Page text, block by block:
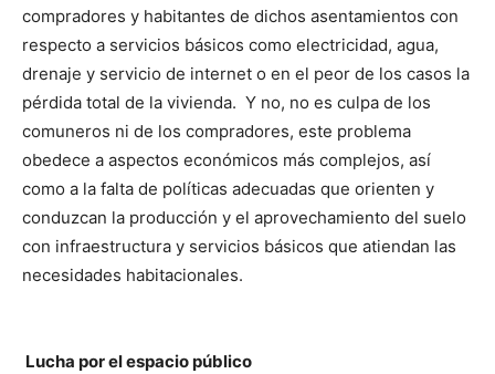
compradores y habitantes de dichos asentamientos con
respecto a servicios básicos como electricidad, agua,
drenaje y servicio de internet o en el peor de los casos la
pérdida total de la vivienda. Y no, no es culpa de los
comuneros ni de los compradores, este problema
obedece a aspectos económicos más complejos, así
como a la falta de políticas adecuadas que orienten y
conduzcan la producción y el aprovechamiento del suelo
con infraestructura y servicios básicos que atiendan las
necesidades habitacionales.
Lucha por el espacio público